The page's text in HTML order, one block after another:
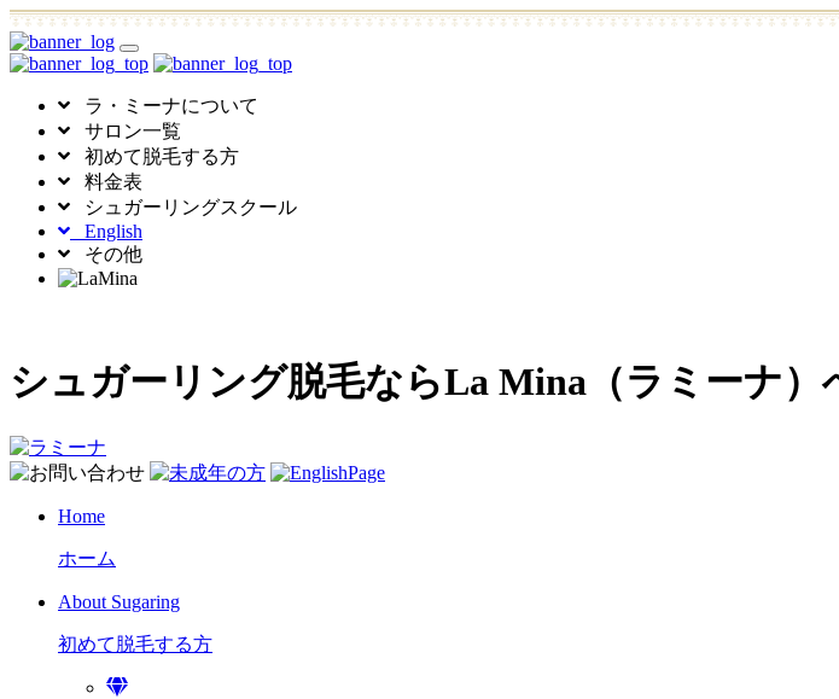
toggle
navigation
ラ・ミーナについて
サロン一覧
初めて脱毛する方
料金表
シュガーリングスクール
English
その他
シュガーリング脱毛ならLa Mina（ラミーナ
Home
ホーム
About Sugaring
初めて脱毛する方